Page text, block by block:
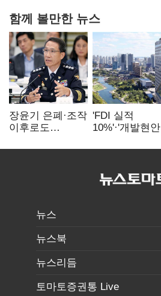
함께 볼만한 뉴스
장윤기 은폐·조작
이후로도
내부비위…경찰
'FDI 실적
10%'·'개발현안
인천경제청장
뉴스
뉴스북
뉴스리듬
토마토증권통 Live